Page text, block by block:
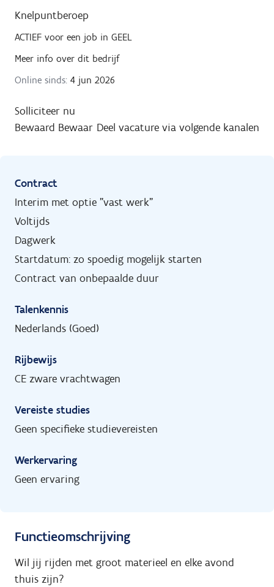
Knelpuntberoep
ACTIEF voor een job in GEEL
Meer info over dit bedrijf
Online sinds: 4 jun 2026
Solliciteer nu
Bewaard Bewaar Deel vacature via volgende kanalen
Contract
Interim met optie "vast werk"
Voltijds
Dagwerk
Startdatum: zo spoedig mogelijk starten
Contract van onbepaalde duur
Talenkennis
Nederlands (Goed)
Rijbewijs
CE zware vrachtwagen
Vereiste studies
Geen specifieke studievereisten
Werkervaring
Geen ervaring
Functieomschrijving
Wil jij rijden met groot materieel en elke avond
thuis zijn?